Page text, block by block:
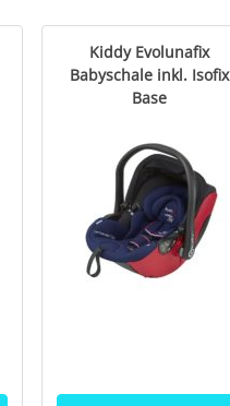
Kiddy Evolunafix
Babyschale inkl. Isofix
Base